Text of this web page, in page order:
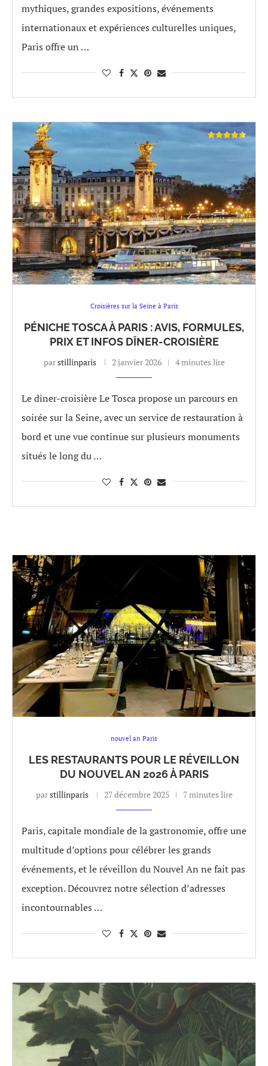
mythiques, grandes expositions, événements
internationaux et expériences culturelles uniques,
Paris offre un …
Croisières sur la Seine à Paris
PÉNICHE TOSCA À PARIS : AVIS, FORMULES,
PRIX ET INFOS DÎNER-CROISIÈRE
parstillinparis 2 janvier 2026 4 minutes lire
Le dîner-croisière Le Tosca propose un parcours en
soirée sur la Seine, avec un service de restauration à
bord et une vue continue sur plusieurs monuments
situés le long du …
nouvel an Paris
LES RESTAURANTS POUR LE RÉVEILLON
DU NOUVEL AN 2026 À PARIS
parstillinparis 27 décembre 2025 7 minutes lire
Paris, capitale mondiale de la gastronomie, offre une
multitude d’options pour célébrer les grands
événements, et le réveillon du Nouvel An ne fait pas
exception. Découvrez notre sélection d’adresses
incontournables …